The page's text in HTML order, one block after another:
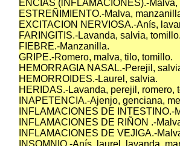
ENCIAS (lNFLAMACIONES).-
ESTREÑIMIENTO.-Malva,
EXCITACION NERVIOSA.-Anís,
FARINGITIS.-Lavanda, salvia,
FIEBRE.-Manzanilla.
GRIPE.-Romero, malva, tilo, tomillo.
HEMORRAGIA NASAL.-Perejil,
HEMORROIDES.-Laurel, salvia.
HERIDAS.-Lavanda, perejil, romero,
INAPETENCIA.-Ajenjo, genciana,
INFLAMACIONES DE INTESTINO.-
INFLAMACIONES DE RIÑON .-
INFLAMACIONES DE VEJIGA.-
INSOMNIO.-Anís, laurel, lavanda,